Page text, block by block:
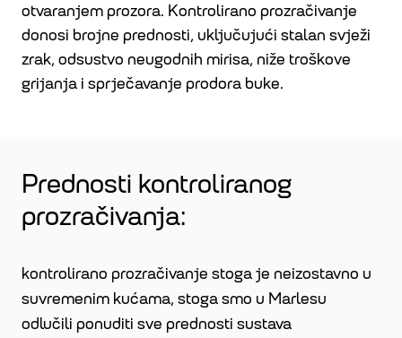
otvaranjem prozora. Kontrolirano prozračivanje
donosi brojne prednosti, uključujući stalan svježi
zrak, odsustvo neugodnih mirisa, niže troškove
grijanja i sprječavanje prodora buke.
Prednosti kontroliranog
prozračivanja:
kontrolirano prozračivanje stoga je neizostavno u
suvremenim kućama, stoga smo u Marlesu
odlučili ponuditi sve prednosti sustava